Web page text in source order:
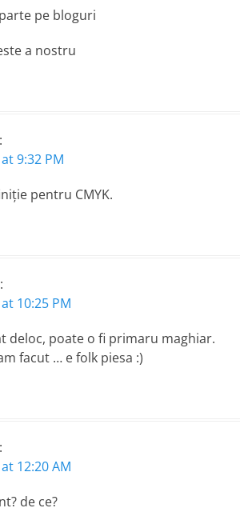
pe bloguri
a nostru
9:32 PM
pentru CMYK.
10:25 PM
deloc, poate o fi primaru maghiar.
facut … e folk piesa :)
12:20 AM
de ce?